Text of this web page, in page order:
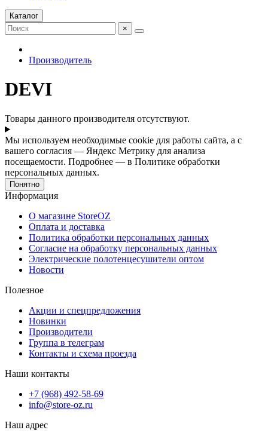
Каталог
×
Производитель
DEVI
Товары данного производителя отсутствуют.
Мы используем необходимые cookie для работы сайта, а с
вашего согласия — Яндекс Метрику для анализа
посещаемости. Подробнее — в Политике обработки
персональных данных.
Понятно
Информация
О магазине StoreOZ
Оплата и доставка
Политика обработки персональных данных
Согласие на обработку персональных данных
Электрические полотенцесушители оптом
Новости
Полезное
Акции и спецпредложения
Новинки
Производители
Группа в телеграм
Контакты и схема проезда
Наши контакты
+7 (968) 492-58-69
info@store-oz.ru
Наш адрес